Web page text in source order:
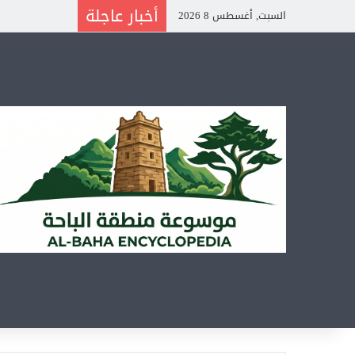
السبت, أغسطس 8 2026 أخبار عاجلة